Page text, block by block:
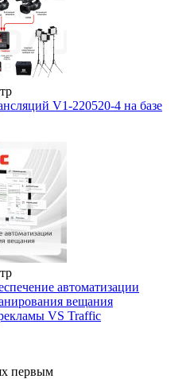
V1-220520-4 на базе
автоматизации
вещания
VS Traffic
первым